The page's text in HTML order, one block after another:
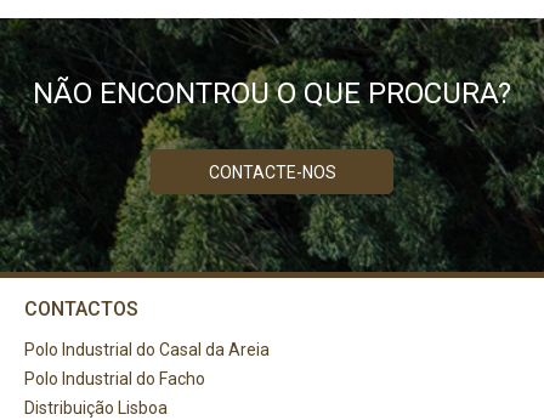
NÃO ENCONTROU O QUE PROCURA?
CONTACTE-NOS
CONTACTOS
Polo Industrial do Casal da Areia
Polo Industrial do Facho
Distribuição Lisboa